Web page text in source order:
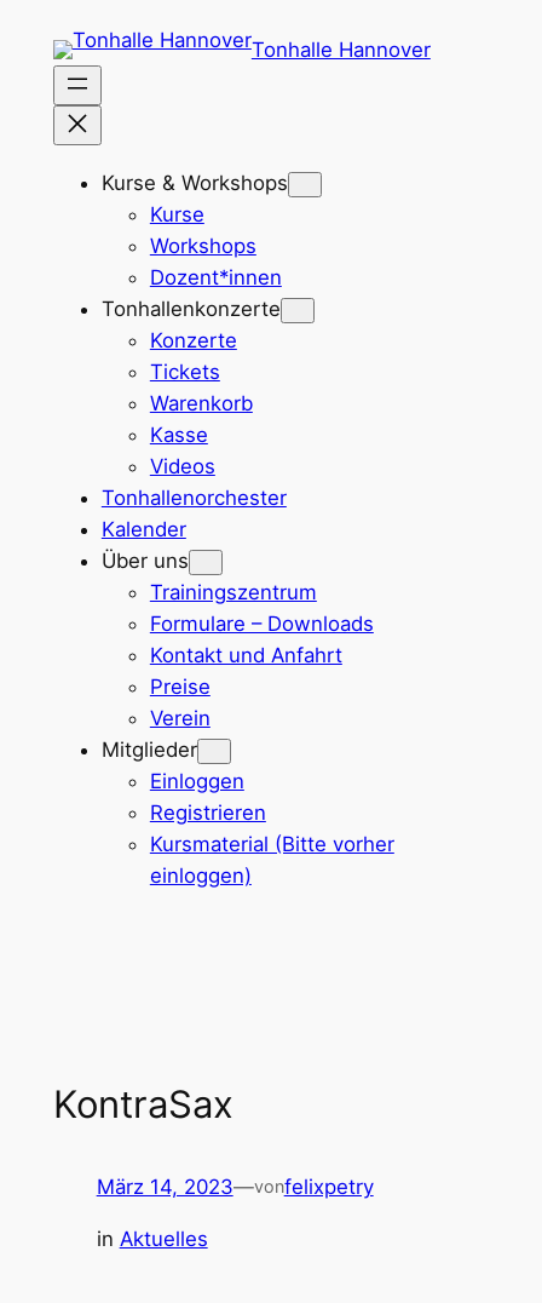
Inhalt
springen
Tonhalle Hannover
Kurse & Workshops
Kurse
Workshops
Dozent*innen
Tonhallenkonzerte
Konzerte
Tickets
Warenkorb
Kasse
Videos
Tonhallenorchester
Kalender
Über uns
Trainingszentrum
Formulare – Downloads
Kontakt und Anfahrt
Preise
Verein
Mitglieder
Einloggen
Registrieren
Kursmaterial (Bitte vorher
einloggen)
KontraSax
März 14, 2023—vonfelixpetry
in Aktuelles